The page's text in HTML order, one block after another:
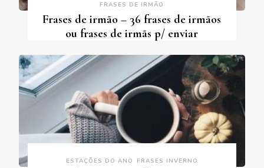
FRASES DE IRMÃO
Frases de irmão – 36 frases de irmãos
ou frases de irmãs p/ enviar
ESTAÇÕES DO ANO FRASES INVERNO